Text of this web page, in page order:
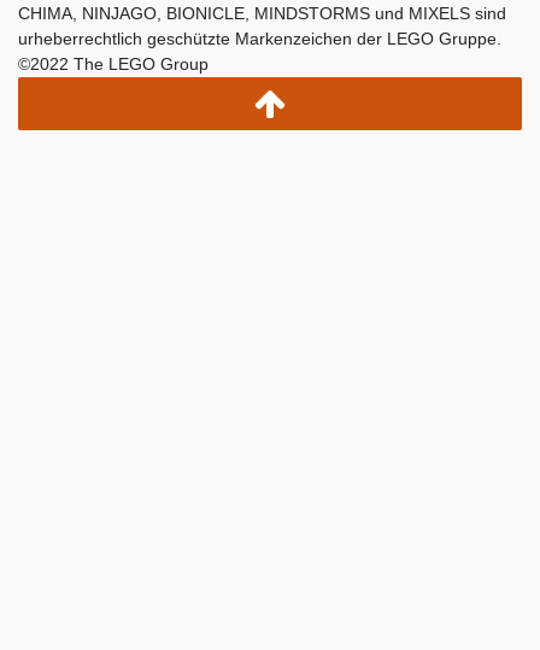
CHIMA, NINJAGO, BIONICLE, MINDSTORMS und MIXELS sind
urheberrechtlich geschützte Markenzeichen der LEGO Gruppe.
©2022 The LEGO Group